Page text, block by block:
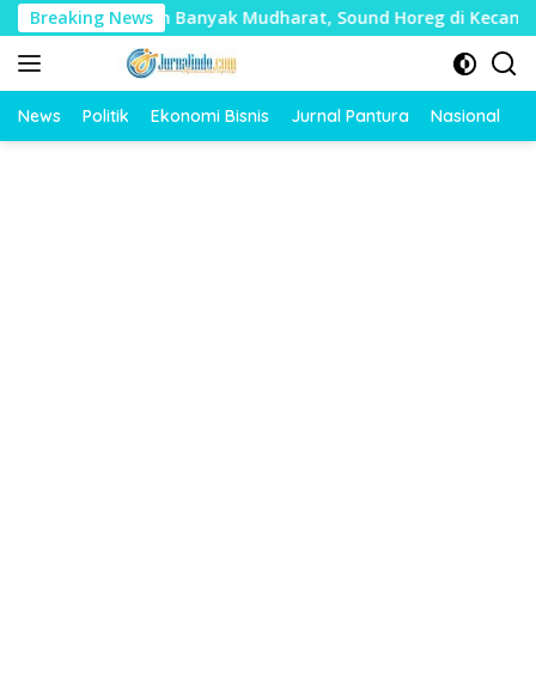
Langsung
ke
konten
Breaking News
Timbulkan Banyak Mudharat, Sound Horeg di Kecamatan
News Politik Ekonomi Bisnis Jurnal Pantura Nasional